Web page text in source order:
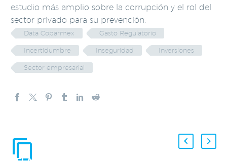
estudio más amplio sobre la corrupción y el rol del
sector privado para su prevención.
Data Coparmex Gasto Regulatorio
Incertidumbre Inseguridad Inversiones
Sector empresarial